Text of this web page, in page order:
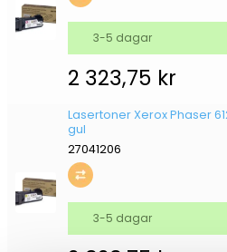
2 323,75 kr
3-5 dagar
Lasertoner Xerox Phaser
gul
27041206
3-5 dagar